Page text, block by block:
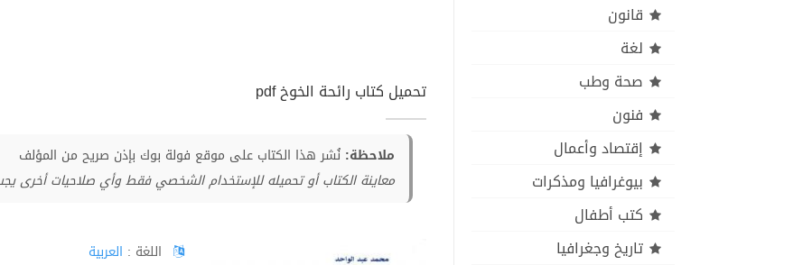
قانون
لغة
صحة وطب
فنون
إقتصاد وأعمال
بيوغرافيا ومذكرات
كتب أطفال
تاريخ وجغرافيا
تحميل كتاب رائحة الخوخ pdf
ملاحظة: نُشر هذا الكتاب على موقع فولة بوك بإذن صريح من المؤلف
معاينة الكتاب أو تحميله للإستخدام الشخصي فقط وأي صلاحيات أخرى
اللغة : العربية